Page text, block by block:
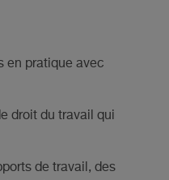
en pratique avec
droit du travail qui
de travail, des